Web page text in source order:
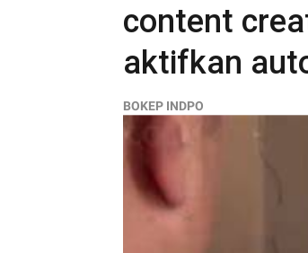
content
aktifkan
BOKEP INDPO